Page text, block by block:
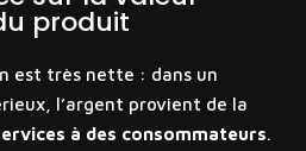
produit
est très nette : dans un
l’argent provient de la
à des consommateurs.